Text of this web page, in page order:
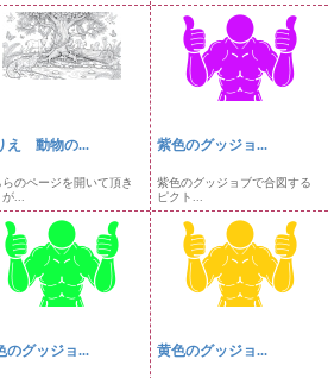
え 動物の...
らのページを開いて頂き
...
紫色のグッジョ...
紫色のグッジョブで合図する
ピクト...
のグッジョ... 黄色のグッジョ...